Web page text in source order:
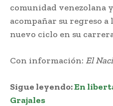
comunidad venezolana
acompañar su regreso
nuevo ciclo en su
Con información: El
Sigue leyendo:En
Grajales